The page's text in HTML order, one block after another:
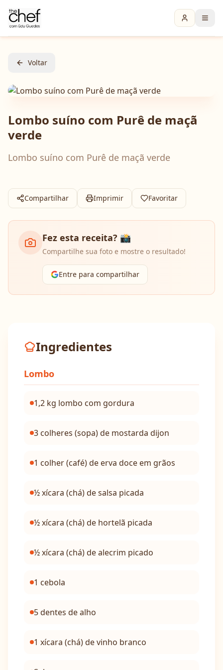
Voltar
Lombo suíno com Purê de maçã
verde
Lombo suíno com Purê de maçã verde
Compartilhar Imprimir Favoritar
Fez esta receita? 📸
Compartilhe sua foto e mostre o resultado!
Entre para compartilhar
Ingredientes
Lombo
1,2 kg lombo com gordura
3 colheres (sopa) de mostarda dijon
1 colher (café) de erva doce em grãos
½ xícara (chá) de salsa picada
½ xícara (chá) de hortelã picada
½ xícara (chá) de alecrim picado
1 cebola
5 dentes de alho
1 xícara (chá) de vinho branco